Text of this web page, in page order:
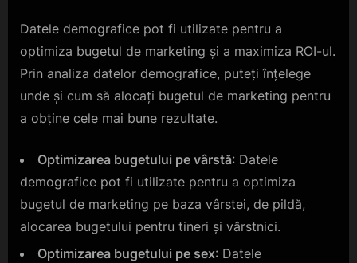
Datele demografice pot fi utilizate pentru a
optimiza bugetul de marketing și a maximiza ROI-ul.
Prin analiza datelor demografice, puteți înțelege
unde și cum să alocați bugetul de marketing pentru
a obține cele mai bune rezultate.
Optimizarea bugetului pe vârstă: Datele
demografice pot fi utilizate pentru a optimiza
bugetul de marketing pe baza vârstei, de pildă,
alocarea bugetului pentru tineri și vârstnici.
Optimizarea bugetului pe sex: Datele